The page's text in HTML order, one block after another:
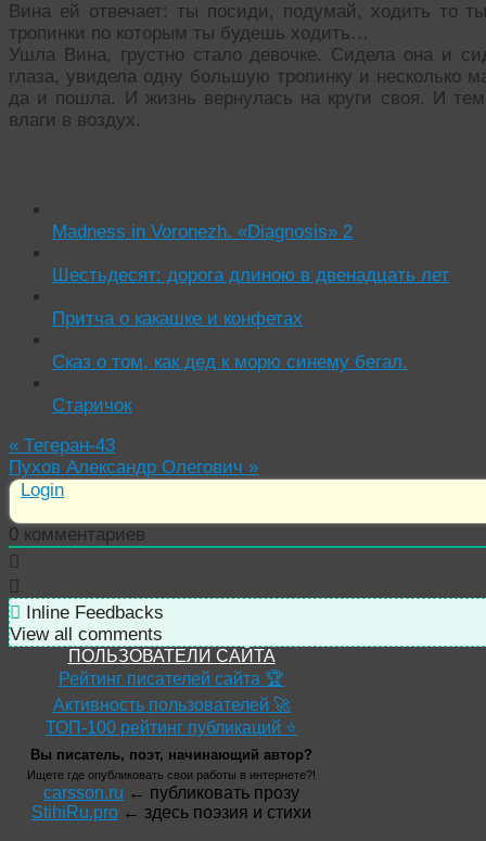
Вина ей отвечает: ты посиди, подумай, ходить то
тропинки по которым ты будешь ходить…
Ушла Вина, грустно стало девочке. Сидела она и
глаза, увидела одну большую тропинку и несколько
да и пошла. И жизнь вернулась на круги своя. И
влаги в воздух.
Madness in Voronezh. «Diagnosis» 2
Шестьдесят: дорога длиною в двенадцать лет
Притча о какашке и конфетах
Сказ о том, как дед к морю синему бегал.
Старичок
« Тегеран-43
Пухов Александр Олегович »
Login
0 комментариев
Inline Feedbacks
View all comments
ПОЛЬЗОВАТЕЛИ САЙТА
Рейтинг писателей сайта 🏆
Активность пользователей 🚀
ТОП-100 рейтинг публикаций ⭐
Вы писатель, поэт, начинающий автор?
Ищете где опубликовать свои работы в интернете?!
carsson.ru ← публиковать прозу
StihiRu.pro ← здесь поэзия и стихи